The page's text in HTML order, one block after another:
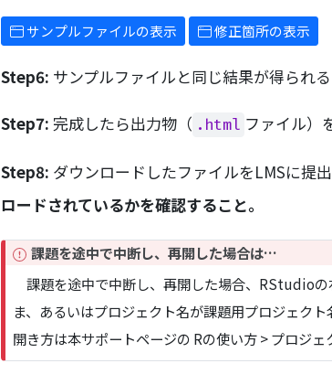
サンプルファイルの表示 修正箇所の表示
Step6: サンプルファイルと同じ結果が得られ
Step7: 完成したら出力物（ .html ファイル）
Step8: ダウンロードしたファイルをLMSに提出
ロードされているかを確認すること。
I
p
r
t
課題を途中で中断し、再開した場合は…
課題を途中で中断し、再開した場合、RStudio
ま、あるいはプロジェクト名が課題用プロジェク
開き方は本サポートページの Rの使い方 > プロジェ